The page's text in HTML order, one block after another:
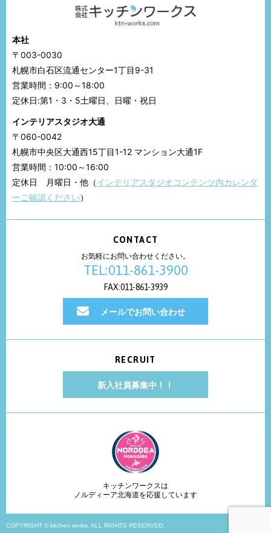
本社
〒003-0030
札幌市白石区流通センター1丁目9-31
営業時間：9:00～18:00
定休日:第1・3・5土曜日、日曜・祝日
インテリアスタジオ大通
〒060-0042
札幌市中央区大通西15丁目1-12 マンション大通1F
営業時間：10:00～16:00
定休日 月曜日・他（インテリアスタジオコンテンツ内カレンダ
ーご確認ください）
CONTACT
お気軽にお問い合わせください。
TEL:011-861-3900
FAX:011-861-3939
メールでお問い合わせ
RECRUIT
新入社員募集中！！
キッチンワークスは
ノルディーア北海道を応援しています
COPYRIGHT © kitchen works. ALL RIGHTS RESERVED.